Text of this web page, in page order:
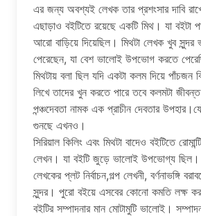
এর জন্য অবশ্যই লেখক তার প্রশংসার দাবি
এছাড়াও বইটিতে রয়েছে একটি মিথ। যা বইটা
আরো বাড়িয়ে দিয়েছিল। মিথটা লেখক খুব সুন্দর
পেরেছেন, যা বেশ ভালোই উপভোগ করতে
মিথটায় বলা ছিল যদি একটা কলম দিয়ে পাঁচজন
লিখে তাদের খুন করতে পারে তবে কলমটা
পন্ঞ্চদেবতা নামক এক প্রাচীন দেবতার
গুনছে এখনও।
সিরিয়াল কিলিং এবং মিথটা বাদেও বইটিতে
লেখন। যা বইটি জুড়ে ভালোই উপভোগ্য ছিল।
লেখকের প্লট নির্বাচন,গল্প লেখনী, বর্ণনাভঙ্গি
সুন্দর। পুরো বইয়ে এসবের কোনো কমতি লক্ষ
বইটির সম্পাদনার মান মোটামুটি ভালোই।